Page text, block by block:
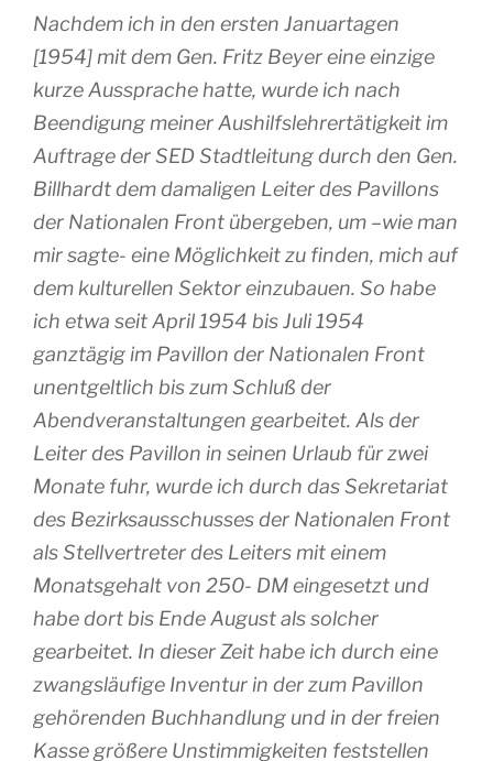
Nachdem ich in den ersten Januartagen
[1954] mit dem Gen. Fritz Beyer eine einzige
kurze Aussprache hatte, wurde ich nach
Beendigung meiner Aushilfslehrertätigkeit im
Auftrage der SED Stadtleitung durch den Gen.
Billhardt dem damaligen Leiter des Pavillons
der Nationalen Front übergeben, um –wie man
mir sagte- eine Möglichkeit zu finden, mich auf
dem kulturellen Sektor einzubauen. So habe
ich etwa seit April 1954 bis Juli 1954
ganztägig im Pavillon der Nationalen Front
unentgeltlich bis zum Schluß der
Abendveranstaltungen gearbeitet. Als der
Leiter des Pavillon in seinen Urlaub für zwei
Monate fuhr, wurde ich durch das Sekretariat
des Bezirksausschusses der Nationalen Front
als Stellvertreter des Leiters mit einem
Monatsgehalt von 250- DM eingesetzt und
habe dort bis Ende August als solcher
gearbeitet. In dieser Zeit habe ich durch eine
zwangsläufige Inventur in der zum Pavillon
gehörenden Buchhandlung und in der freien
Kasse größere Unstimmigkeiten feststellen